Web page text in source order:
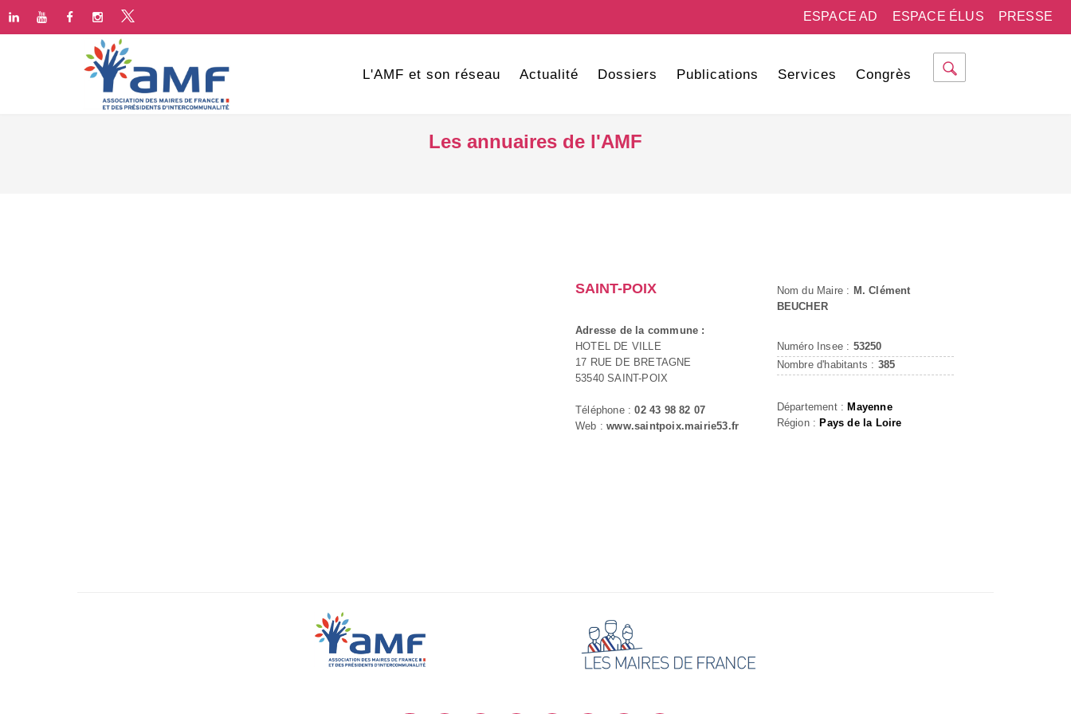
PRESSE
ESPACE ÉLUS
ESPACE AD
L'AMF et son réseau Actualité Dossiers Publications Services Congrès
Les annuaires de l'AMF
SAINT-POIX
Adresse de la commune :
HOTEL DE VILLE
17 RUE DE BRETAGNE
53540 SAINT-POIX
Téléphone :02 43 98 82 07
Web :www.saintpoix.mairie53.fr
Nom du Maire : M. Clément
BEUCHER
Numéro Insee : 53250
Nombre d'habitants : 385
Département : Mayenne
Région : Pays de la Loire